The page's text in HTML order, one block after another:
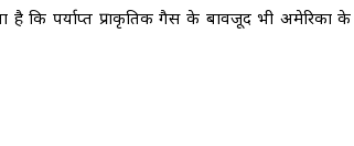
है कि पर्याप्त प्राकृतिक गैस के बावजूद भी अमेरिका